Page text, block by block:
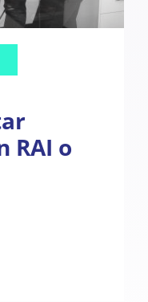
RAI o